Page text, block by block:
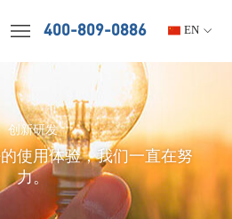
400-809-0886 EN
创新研发
使用体验，我们一直在努
力。